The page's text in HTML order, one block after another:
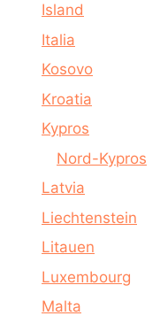
Island
Italia
Kosovo
Kroatia
Kypros
Nord-Kypros
Latvia
Liechtenstein
Litauen
Luxembourg
Malta